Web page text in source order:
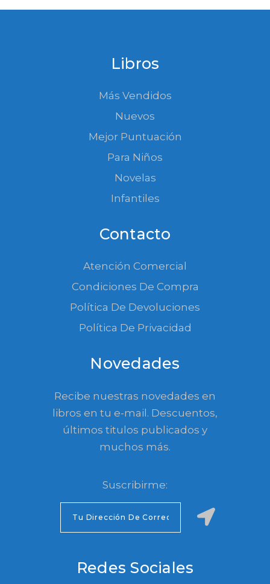
Libros
Más Vendidos
Nuevos
Mejor Puntuación
Para Niños
Novelas
Infantiles
Contacto
Atención Comercial
Condiciones De Compra
Política De Devoluciones
Política De Privacidad
Novedades
Recibe nuestras novedades en
libros en tu e-mail. Descuentos,
últimos titulos publicados y
muchos más.
Suscribirme:
Redes Sociales